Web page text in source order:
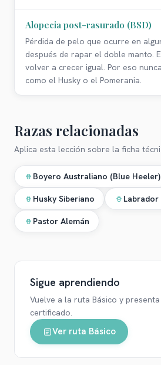
Alopecia post-rasurado (BSD)
Pérdida de pelo que ocurre en
después de rapar el doble manto.
volver a crecer igual. Por eso
como el Husky o el Pomerania.
Razas relacionadas
Aplica esta lección sobre la ficha
Boyero Australiano (Blue Heeler)
Husky Siberiano
Pastor Alemán
Sigue aprendiendo
Vuelve a la ruta Básico y
certificado.
Ver ruta Básico